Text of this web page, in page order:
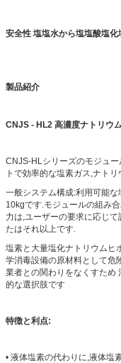
安全性 塩塩水から塩塩酸塩
製品紹介
CNJS - HL2 高濃度ナトリウ
CNJS-HLシリーズのモジュ
トで効率的な塩素ガス,ナト
一般システム構成:利用可能
10kgです.モジュールの組み
力は,ユーザーの要求に応じ
たはそれ以上です.
塩素と大量塩化ナトリウムヒ
学消毒設備の原材料として危
業者との関わりをなくすため
的な選択肢です
特徴と利点:
• 液体塩素の代わりに,液体塩